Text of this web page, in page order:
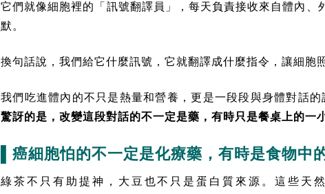
它們就像細胞裡的「訊號翻譯員」，每天負責接收來自體內
默。
換句話說，我們給它什麼訊號，它就翻譯成什麼指令，讓細胞
我們吃進體內的不只是熱量和營養，更是一段段與身體對話
驚訝的是，改變這段對話的不一定是藥，有時只是餐桌上的一
▌癌細胞怕的不一定是化療藥，有時是食物中
綠茶不只有助提神，大豆也不只是蛋白質來源。這些天